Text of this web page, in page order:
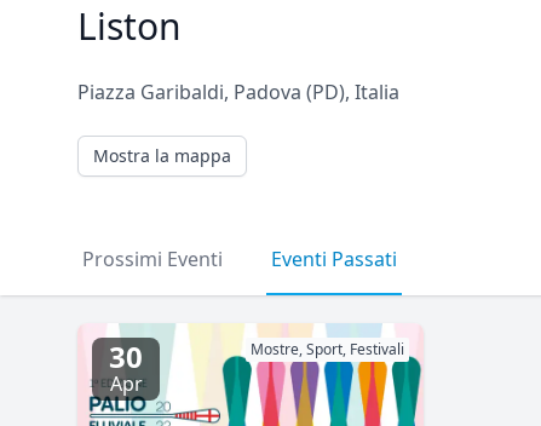
Liston
Piazza Garibaldi, Padova (PD), Italia
Mostra la mappa
Prossimi Eventi Eventi Passati
30
Apr
Mostre, Sport, Festivali